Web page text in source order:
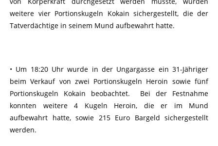
weitere vier Portionskugeln Kokain sichergestellt, die der
Tatverdächtige in seinem Mund aufbewahrt hatte.
• Um 18:20 Uhr wurde in der Ungargasse ein 31-Jähriger
beim Verkauf von zwei Portionskugeln Heroin sowie fünf
Portionskugeln Kokain beobachtet. Bei der Festnahme
konnten weitere 4 Kugeln Heroin, die er im Mund
aufbewahrt hatte, sowie 215 Euro Bargeld sichergestellt
werden.